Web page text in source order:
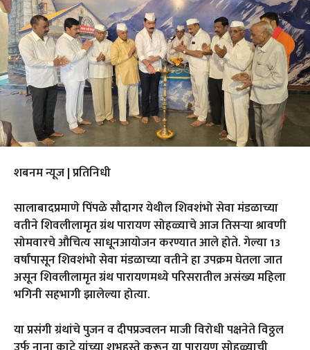
शबनम न्यूज | प्रतिनिधी
सालाबादप्रमाणे पिंपळे सौदागर येथील शिवशंभो सेवा मंडळाच्या
वतीने शिवलीलामृत ग्रंथ पारायण सोहळ्याचे आज तिसऱ्या श्रावणी
सोमवारचे औचित्य साधूनआयोजन करण्यात आले होते. गेल्या 13
वर्षांपासून शिवशंभो सेवा मंडळाच्या वतीने हा उपक्रम घेतला जात
असून शिवलीलामृत ग्रंथ पारायणमध्ये परिसरातील असंख्य महिला
भगिनी सहभागी झालेल्या होत्या.
या प्रसंगी ग्रंथांचे पुजन व दीपप्रज्वलन माजी विरोधी पक्षनेते विठ्ठल